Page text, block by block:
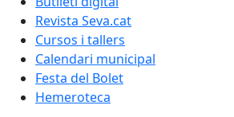
Revista Seva.cat
Cursos i tallers
Calendari municipal
Festa del Bolet
Hemeroteca